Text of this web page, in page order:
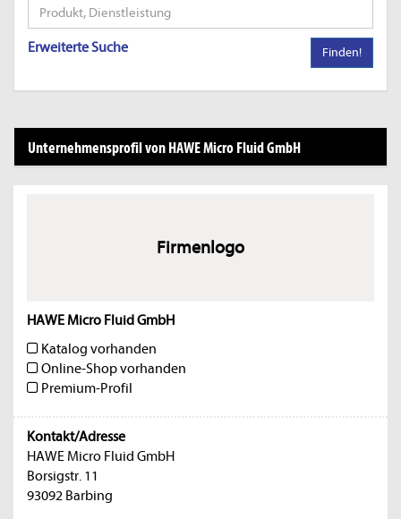
Erweiterte Suche Finden!
Unternehmensprofil von HAWE Micro Fluid GmbH
Firmenlogo
HAWE Micro Fluid GmbH
Katalog vorhanden
Online-Shop vorhanden
Premium-Profil
Kontakt/Adresse
HAWE Micro Fluid GmbH
Borsigstr. 11
93092 Barbing